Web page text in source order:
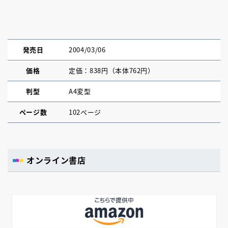
発売日 2004/03/06
価格 定価：838円（本体762円）
判型 A4変型
ページ数 102ページ
オンライン書店